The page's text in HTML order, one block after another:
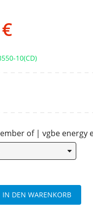
10(CD)
of | vgbe energy
IN DEN WARENKORB